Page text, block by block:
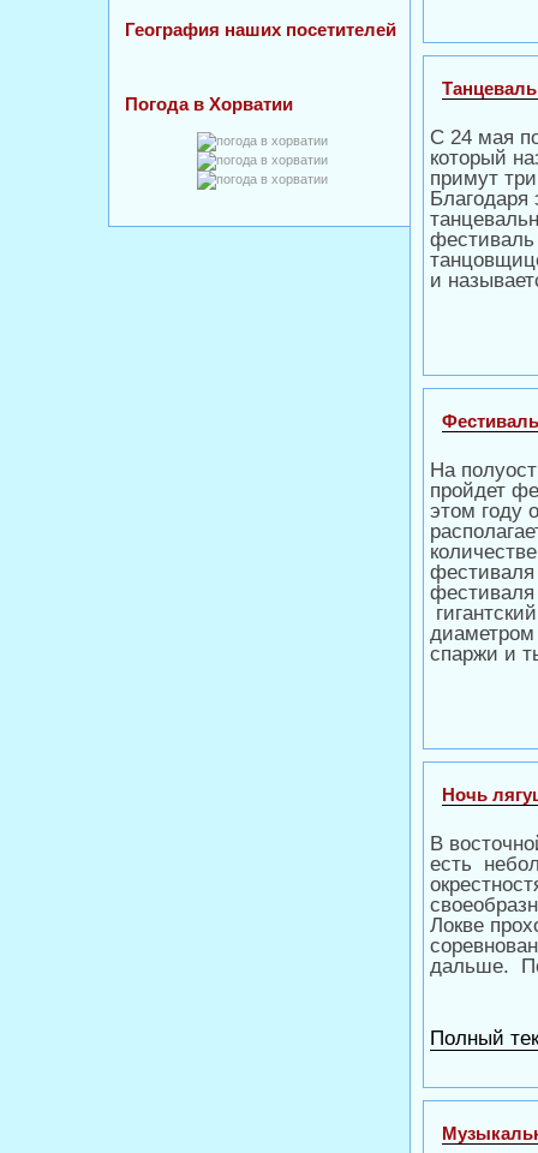
География наших посетителей
Погода в Хорватии
C 24 мая
который
примут
Благодаря
фестиваль
и
На
пройдет
этом году
фестиваля
диаметром
спаржи и
Ночь
В
есть
Локве
дальше.
Полный